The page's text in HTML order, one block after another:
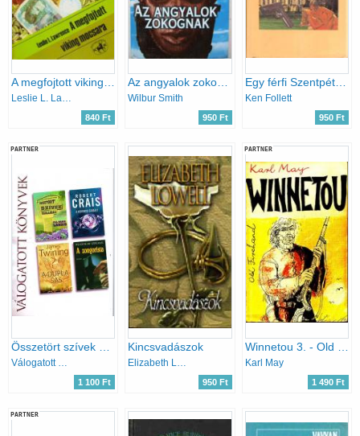
840 Ft
Wilbur Smith
950 Ft
Egy férfi Szentpétervárról
Ken Follett
950 Ft
PARTNER
Összetört szívek szállodája - A kétperces szabály - A dupla sas - A zongorista
Válogatott könyvek
1 100 Ft
Kincsvadászok
Elizabeth Lowell
950 Ft
PARTNER
Winnetou 3. - Old Firehand
Karl May
1 490 Ft
PARTNER